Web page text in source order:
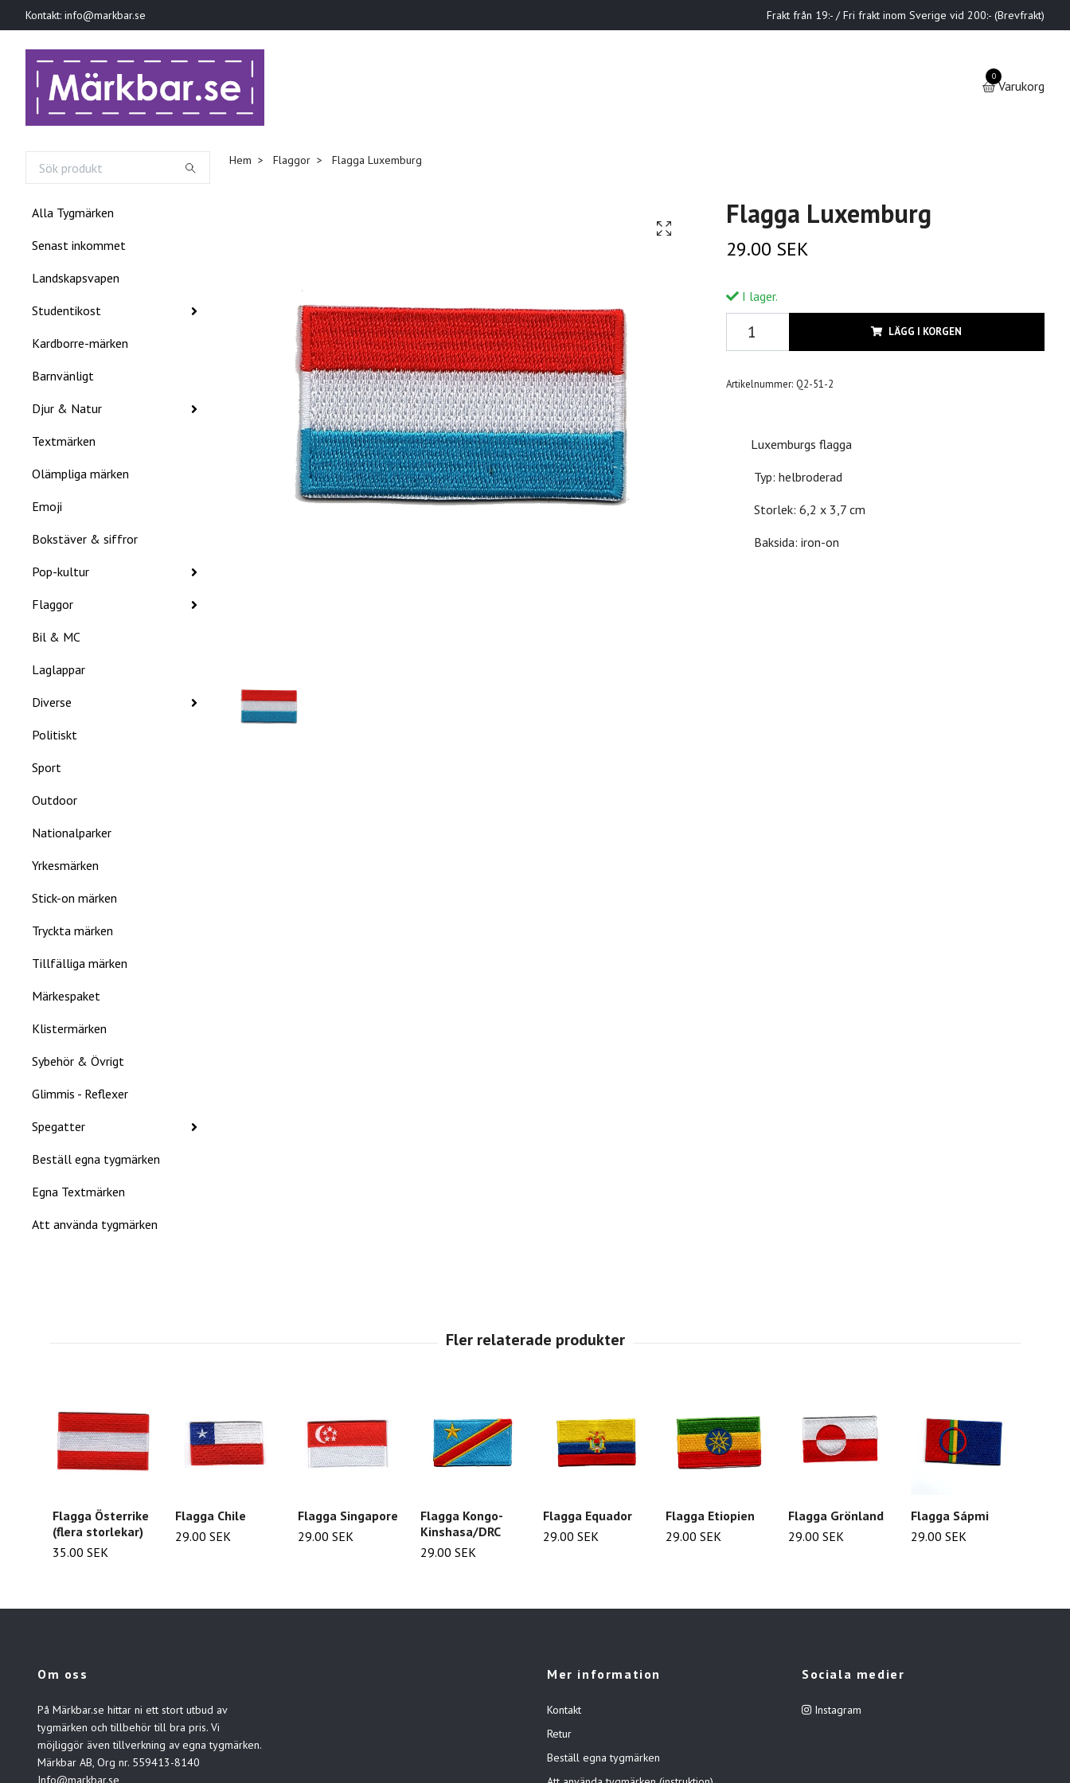
Kontakt: info@markbar.se Frakt från 19:- / Fri frakt inom Sverige vid 200:- (Brevfrakt)
0
Varukorg
Alla Tygmärken
Senast inkommet
Landskapsvapen
Studentikost
Kardborre-märken
Barnvänligt
Djur & Natur
Textmärken
Olämpliga märken
Emoji
Bokstäver & siffror
Pop-kultur
Flaggor
Bil & MC
Laglappar
Diverse
Politiskt
Sport
Outdoor
Nationalparker
Yrkesmärken
Stick-on märken
Tryckta märken
Tillfälliga märken
Märkespaket
Klistermärken
Sybehör & Övrigt
Glimmis - Reflexer
Spegatter
Beställ egna tygmärken
Egna Textmärken
Att använda tygmärken
Hem Flaggor Flagga Luxemburg
Flagga Luxemburg
29.00 SEK
I lager.
LÄGG I KORGEN
Artikelnummer: Q2-51-2
Luxemburgs flagga
Typ: helbroderad
Storlek: 6,2 x 3,7 cm
Baksida: iron-on
Flagga Österrike
(flera storlekar)
35.00 SEK
Flagga Chile
29.00 SEK
Flagga Singapore
29.00 SEK
Flagga Kongo-
Kinshasa/DRC
29.00 SEK
Flagga Equador
29.00 SEK
Flagga Etiopien
29.00 SEK
Flagga Grönland
29.00 SEK
Flagga Sápmi
29.00 SEK
Om oss
På Märkbar.se hittar ni ett stort utbud av
tygmärken och tillbehör till bra pris. Vi
möjliggör även tillverkning av egna tygmärken.
Märkbar AB, Org nr. 559413-8140
Mer information
Kontakt
Retur
Beställ egna tygmärken
Sociala medier
Instagram